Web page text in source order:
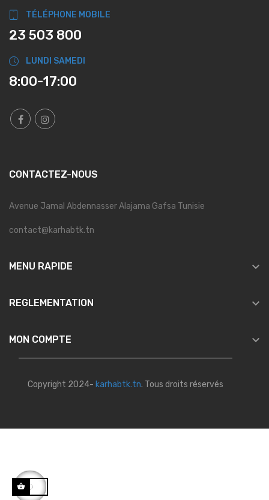
TÉLÉPHONE MOBILE
23 503 800
LUNDI SAMEDI
8:00-17:00
CONTACTEZ-NOUS
Avenue Jamal Abdennasser Alajama Gafsa Tunisie
contact@karhabtk.tn
MENU RAPIDE 
REGLEMENTATION 
MON COMPTE 
Copyright 2024- karhabtk.tn. Tous droits réservés